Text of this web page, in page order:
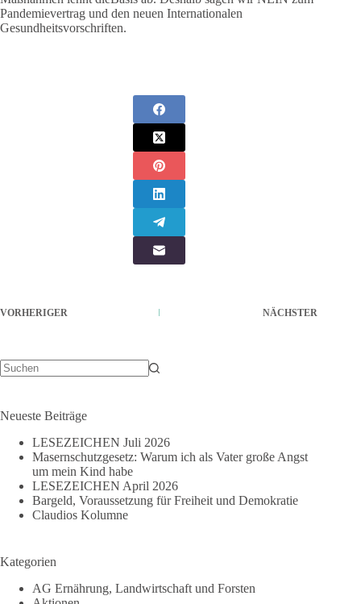
Pandemievertrag und den neuen Internationalen
Gesundheitsvorschriften.
VORHERIGER NÄCHSTER
Neueste Beiträge
LESEZEICHEN Juli 2026
Masernschutzgesetz: Warum ich als Vater große Angst
um mein Kind habe
LESEZEICHEN April 2026
Bargeld, Voraussetzung für Freiheit und Demokratie
Claudios Kolumne
Kategorien
AG Ernährung, Landwirtschaft und Forsten